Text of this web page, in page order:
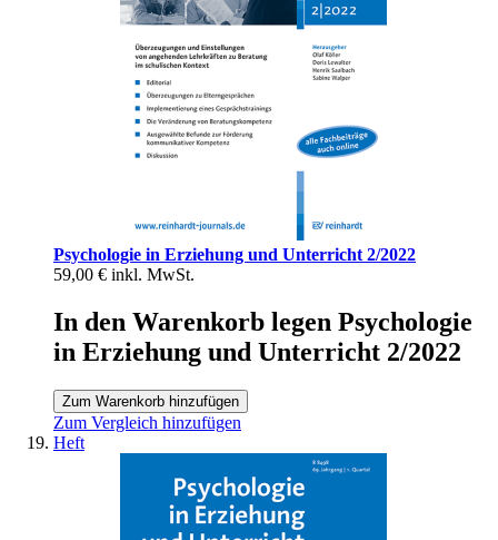
Psychologie in Erziehung und Unterricht 2/2022
59,00 € inkl. MwSt.
In den Warenkorb legen Psychologie
in Erziehung und Unterricht 2/2022
Zum Warenkorb hinzufügen
Zum Vergleich hinzufügen
Heft